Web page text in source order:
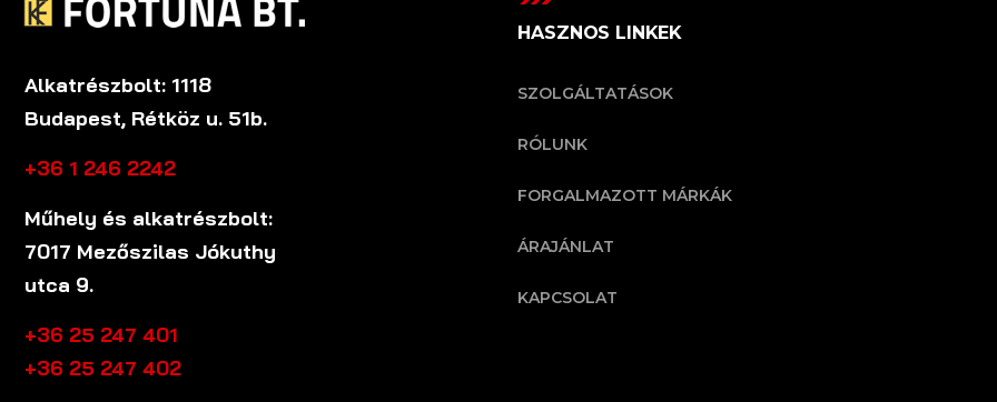
Alkatrészbolt: 1118
Budapest, Rétköz u. 51b.
+36 1 246 2242
Műhely és alkatrészbolt:
7017 Mezőszilas Jókuthy
utca 9.
+36 25 247 401
+36 25 247 402
HASZNOS LINKEK
SZOLGÁLTATÁSOK
RÓLUNK
FORGALMAZOTT MÁRKÁK
ÁRAJÁNLAT
KAPCSOLAT